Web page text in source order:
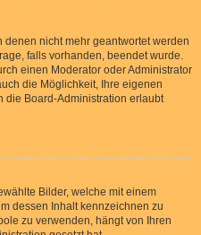
nicht mehr geantwortet werden
falls vorhanden, beendet wurde.
einen Moderator oder Administrator
die Möglichkeit, Ihre eigenen
die Board-Administration erlaubt
Bilder, welche mit einem
dessen Inhalt kennzeichnen zu
zu verwenden, hängt von Ihren